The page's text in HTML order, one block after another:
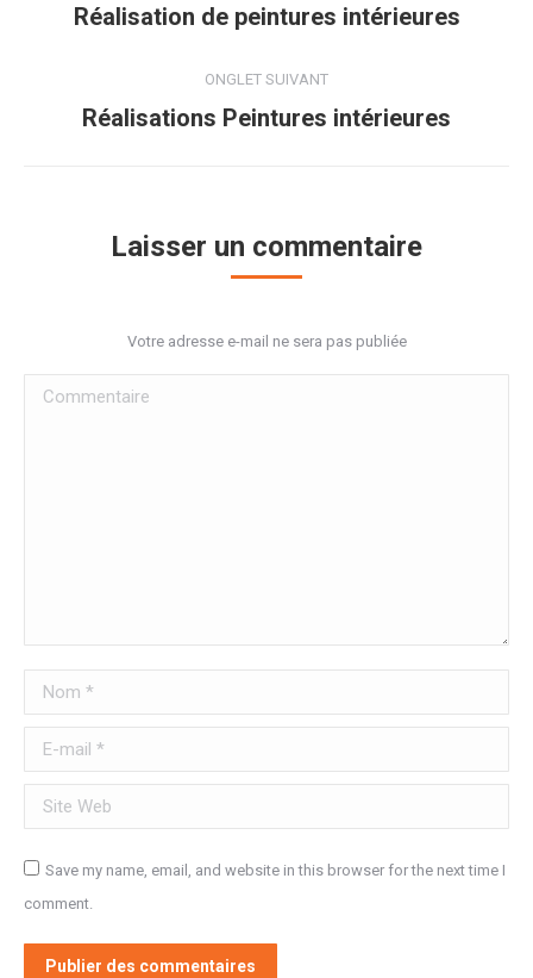
commentaire
Onglet
Réalisation de peintures intérieures
ONGLET SUIVANT
Projets
Réalisations Peintures intérieures
Laisser un commentaire
Votre adresse e-mail ne sera pas publiée
Commentaire
Nom *
E-mail *
Site Web
Save my name, email, and website in this browser for the next time I
comment.
Publier des commentaires